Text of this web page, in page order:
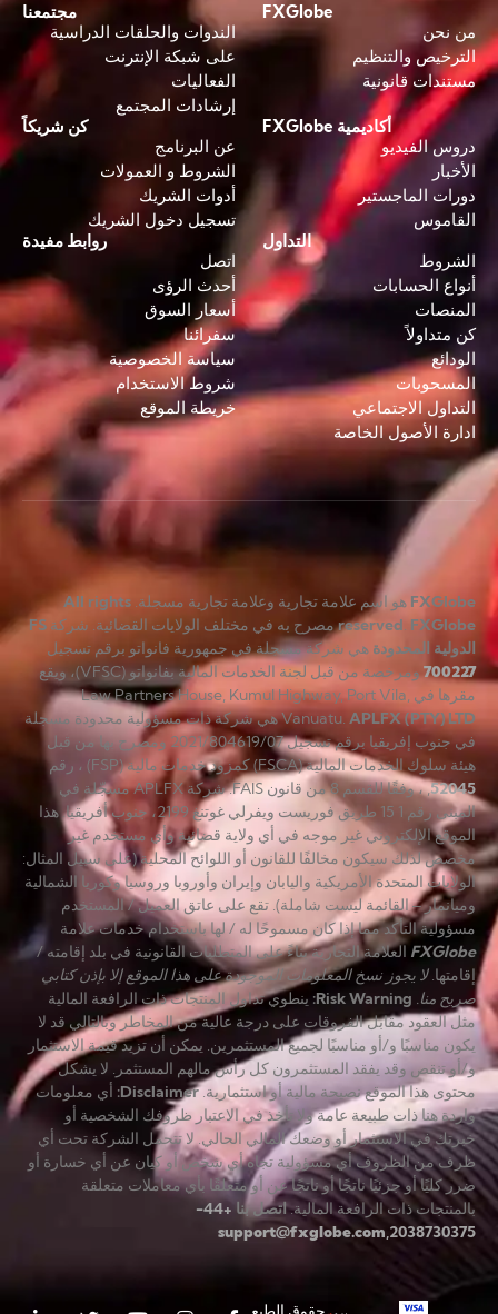
FXGlobe
من نحن
الترخيص والتنظيم
مستندات قانونية
مجتمعنا
الندوات والحلقات الدراسية
على شبكة الإنترنت
الفعاليات
إرشادات المجتمع
أكاديمية FXGlobe
دروس الفيديو
الأخبار
دورات الماجستير
القاموس
كن شريكاً
عن البرنامج
الشروط و العمولات
أدوات الشريك
تسجيل دخول الشريك
التداول
الشروط
أنواع الحسابات
المنصات
كن متداولاً
الودائع
المسحوبات
التداول الاجتماعي
ادارة الأصول الخاصة
روابط مفيدة
اتصل
أحدث الرؤى
أسعار السوق
سفرائنا
سياسة الخصوصية
شروط الاستخدام
خريطة الموقع
FXGlobe هو اسم علامة تجارية وعلامة تجارية مسجلة. All rights
reserved. FXGlobe مصرح به في مختلف الولايات القضائية. شركة FS
الدولية المحدودة هي شركة مسجلة في جمهورية فانواتو برقم تسجيل
700227
ومرخصة من قبل لجنة الخدمات المالية بفانواتو (VFSC)، ويقع
مقرها في Law Partners House, Kumul Highway, Port Vila,
Vanuatu. APLFX (PTY) LTD
هي شركة ذات مسؤولية محدودة مسجلة
في جنوب إفريقيا برقم تسجيل 2021/804619/07 ومصرح بها من قبل
هيئة سلوك الخدمات المالية (FSCA) كمزود خدمات مالية (FSP) ، رقم
52045
, ، وفقًا للقسم 8 من قانون FAIS. شركة APLFX مسجّلة في
المبنى رقم 1 15 طريق فوريست ويفرلي غوتنغ 2199، جنوب أفريقيا. هذا
الموقع الإلكتروني غير موجه في أي ولاية قضائية وأي مستخدم غير
مخصص لذلك سيكون مخالفًا للقانون أو اللوائح المحلية (على سبيل المثال:
الولايات المتحدة الأمريكية واليابان وإيران وأوروبا وروسيا وكوريا الشمالية
وميانمار – القائمة ليست شاملة). تقع على عاتق العميل / المستخدم
مسؤولية التأكد مما إذا كان مسموحًا له / لها باستخدام خدمات علامة
FXGlobe العلامة التجارية بناءً على المتطلبات القانونية في بلد إقامته /
إقامتها.لا يجوز نسخ المعلومات الموجودة على هذا الموقع إلا بإذن كتابي
صريح منا. Risk Warning
: ينطوي تداول المنتجات ذات الرافعة المالية
مثل العقود مقابل الفروقات على درجة عالية من المخاطر وبالتالي قد لا
يكون مناسبًا و/أو مناسبًا لجميع المستثمرين. يمكن أن تزيد قيمة الاستثمار
و/أو تنقص وقد يفقد المستثمرون كل رأس مالهم المستثمر. لا يشكل
محتوى هذا الموقع نصيحة مالية أو استثمارية.Disclaimer
: أي معلومات
واردة هنا ذات طبيعة عامة ولا تأخذ في الاعتبار ظروفك الشخصية أو
خبرتك في الاستثمار أو وضعك المالي الحالي. لا تتحمل الشركة تحت أي
ظرف من الظروف أي مسؤولية تجاه أي شخص أو كيان عن أي خسارة أو
ضرر كليًا أو جزئيًا ناتجًا أو ناتجًا عن أو متعلقًا بأي معاملات متعلقة
بالمنتجات ذات الرافعة المالية.اتصل بنا
+44-
2038730375,
support@fxglobe.com